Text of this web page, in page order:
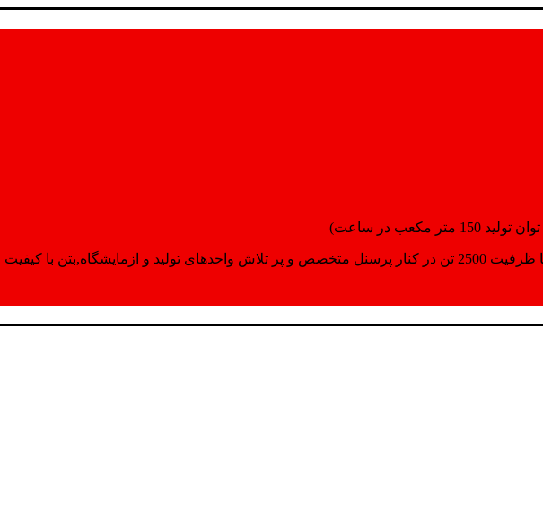
اماده مینمایند.